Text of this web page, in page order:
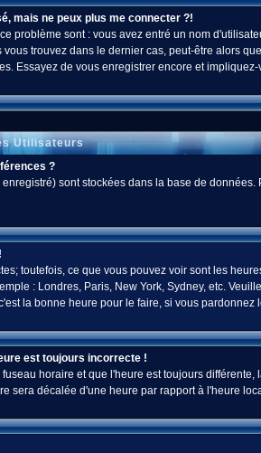
mais ne peux plus me connecter ?!
problème sont : vous avez entré un nom
trouvez dans le dernier cas, peut-être alors
Essayez de vous enregistrer encore et
Utilisateurs
?
sont stockées dans la base de
toutefois, ce que vous pouvez voir sont les
: Londres, Paris, New York, Sydney, etc.
la bonne heure pour le faire, si vous pardonnez
est toujours incorrecte !
horaire et que l'heure est toujours
sera décalée d'une heure par rapport à l'heure